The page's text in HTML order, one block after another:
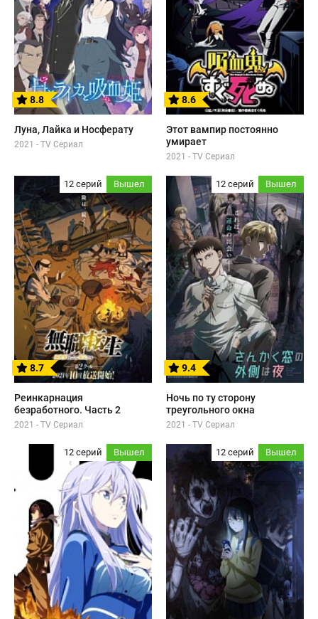
8.8
Луна, Лайка и Носферату
2021 - TV Сериал
8.6
Этот вампир постоянно
умирает
2021 - TV Сериал
12 серий Вышел
8.7
Реинкарнация
безработного. Часть 2
2021 - TV Сериал
12 серий Вышел
9.4
Ночь по ту сторону
треугольного окна
2021 - TV Сериал
12 серий Вышел 12 серий Вышел